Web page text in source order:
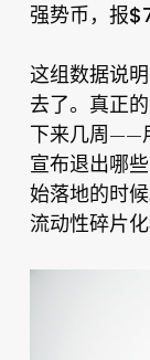
强势币，报
这组数据说
去了。真正
下来几周——
宣布退出哪
始落地的时
流动性碎片